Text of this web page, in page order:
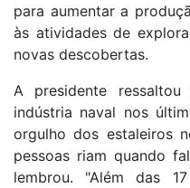
para aumentar a
às atividades de
novas descobertas.
A presidente
indústria naval nos
orgulho dos estaleiros
pessoas riam quando
lembrou. "Além das